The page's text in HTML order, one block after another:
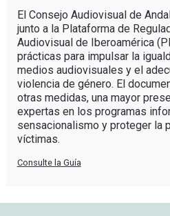
El Consejo Audiovisual de
junto a la Plataforma de
Audiovisual de Iberoamérica
prácticas para impulsar la
medios audiovisuales y el
violencia de género. El
otras medidas, una mayor
expertas en los programas
sensacionalismo y proteger la
víctimas.
Consulte la Guía